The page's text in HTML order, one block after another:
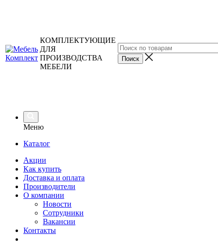
КОМПЛЕКТУЮЩИЕ
ДЛЯ
ПРОИЗВОДСТВА
МЕБЕЛИ
Меню
Каталог
Акции
Как купить
Доставка и оплата
Производители
О компании
Новости
Сотрудники
Вакансии
Контакты